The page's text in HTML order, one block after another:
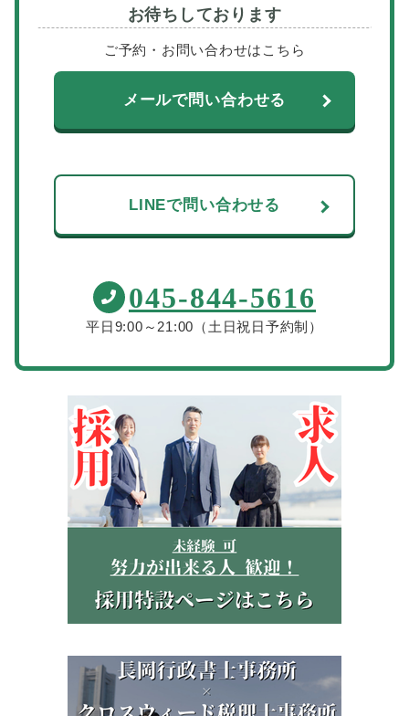
お待ちしております
ご予約・お問い合わせはこちら
メールで問い合わせる
LINEで問い合わせる
045-844-5616
平日9:00～21:00（土日祝日予約制）